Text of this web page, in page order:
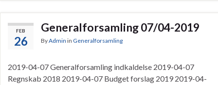
FEB
26
Generalforsamling 07/04-2019
ByAdmin in Generalforsamling
2019-04-07 Generalforsamling indkaldelse 2019-04-07
Regnskab 2018 2019-04-07 Budget forslag 2019 2019-04-